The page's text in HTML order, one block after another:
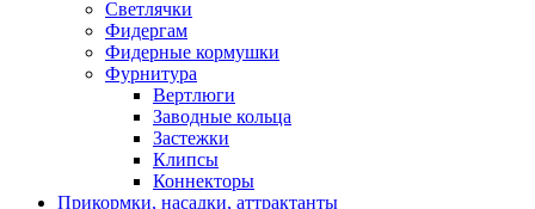
Светлячки
Фидергам
Фидерные кормушки
Фурнитура
Вертлюги
Заводные кольца
Застежки
Клипсы
Коннекторы
Прикормки, насадки, аттрактанты